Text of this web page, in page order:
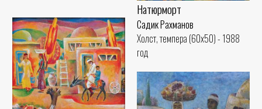
Натюрморт
Садик Рахманов
Холст, темпера (60x50) - 1988
год